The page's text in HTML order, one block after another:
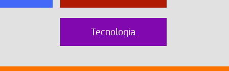
Tecnologia